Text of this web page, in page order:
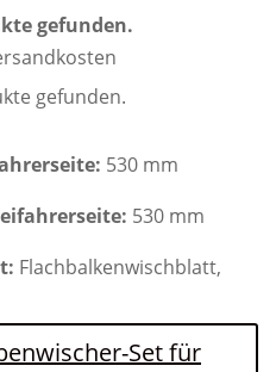
gefunden.
gefunden.
530 mm
530 mm
Flachbalkenwischblatt,
Set für